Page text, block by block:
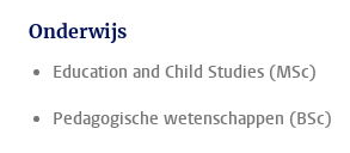
Onderwijs
Education and Child Studies (MSc)
Pedagogische wetenschappen (BSc)